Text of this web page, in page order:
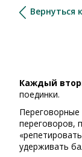
Вернуться
Каждый
поединки.
Переговорные
переговоров,
удерживать